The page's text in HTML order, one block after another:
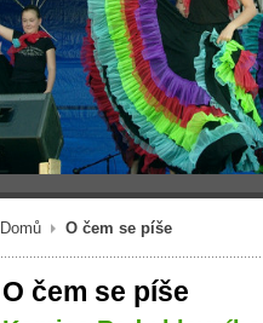
Domů O čem se píše
O čem se píše